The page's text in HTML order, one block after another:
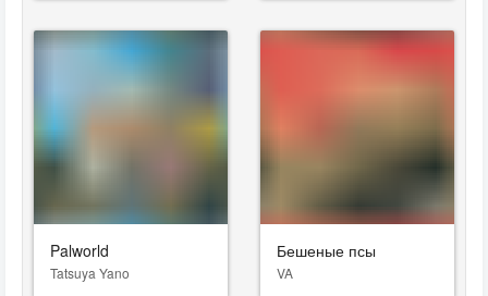
Palworld
Tatsuya Yano
Бешеные псы
VA